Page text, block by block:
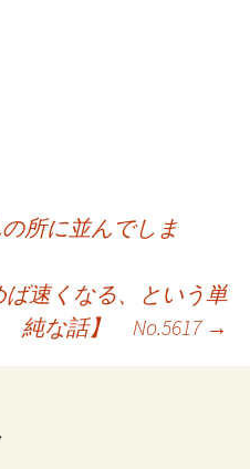
所に並んでしま
ば速くなる、という単
純な話】 No.5617 →